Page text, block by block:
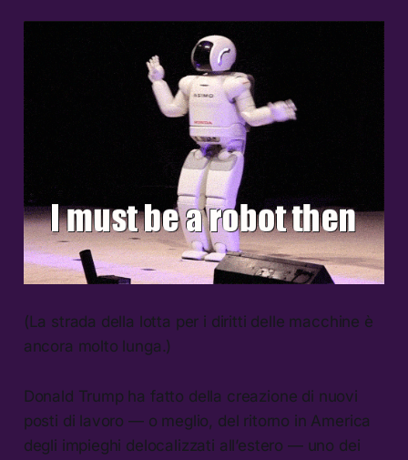
(La strada della lotta per i diritti delle macchine è
ancora molto lunga.)
Donald Trump ha fatto della creazione di nuovi
posti di lavoro — o meglio, del ritorno in America
degli impieghi delocalizzati all’estero — uno dei